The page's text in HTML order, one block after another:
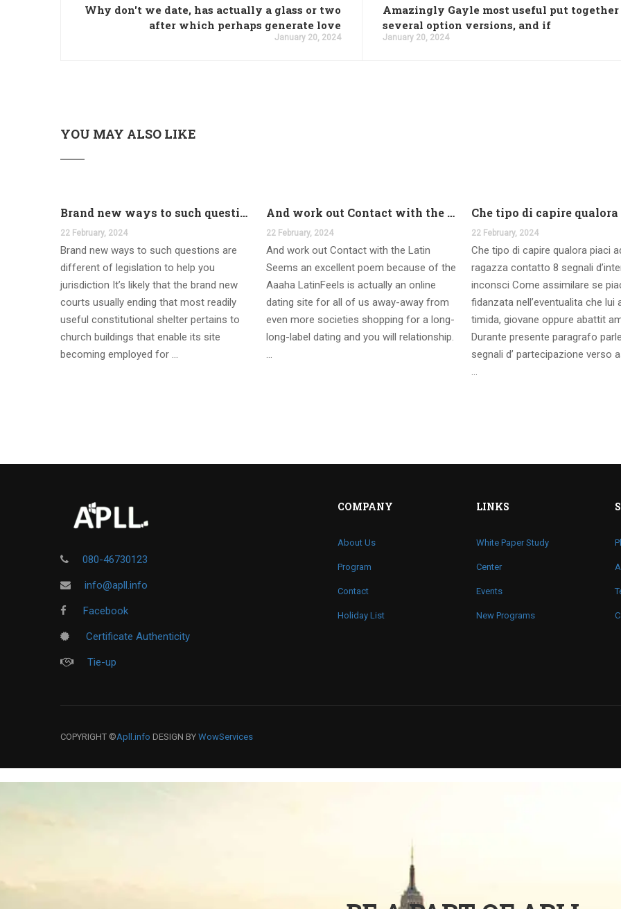
Why don't we date, has actually a glass or two
after which perhaps generate love
January 20, 2024
Amazingly Gayle most useful put together
several option versions, and if
January 20, 2024
YOU MAY ALSO LIKE
Brand new ways to such questions are different of legislation to help you jurisdiction
22 February, 2024
Brand new ways to such questions are
different of legislation to help you
jurisdiction It’s likely that the brand new
courts usually ending that most readily
useful constitutional shelter pertains to
church buildings that enable its site
becoming employed for …
And work out Contact with the Latin Seems
22 February, 2024
And work out Contact with the Latin
Seems an excellent poem because of the
Aaaha LatinFeels is actually an online
dating site for all of us away-away from
even more societies shopping for a long-
long-label dating and you will relationship.
…
22 February, 2024
Che tipo di capire qualora piaci
ragazza contatto 8 segnali
inconsci Come assimilare se
fidanzata nell’eventualita che lui
timida, giovane oppure abattit
Durante presente paragrafo
segnali d’ partecipazione verso
…
080-46730123
info@apll.info
Facebook
Certificate Authenticity
Tie-up
COMPANY
About Us
Program
Contact
Holiday List
LINKS
White Paper Study
Center
Events
New Programs
COPYRIGHT ©Apll.info DESIGN BY WowServices